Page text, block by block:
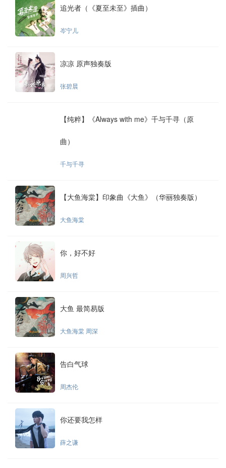
追光者（《夏至未至》插曲）
岑宁儿
凉凉 原声独奏版
张碧晨
【纯粹】《Always with me》千与千寻（原
曲）
千与千寻
【大鱼海棠】印象曲《大鱼》（华丽独奏版）
大鱼海棠
你，好不好
周兴哲
大鱼 最简易版
大鱼海棠 周深
告白气球
周杰伦
你还要我怎样
薛之谦